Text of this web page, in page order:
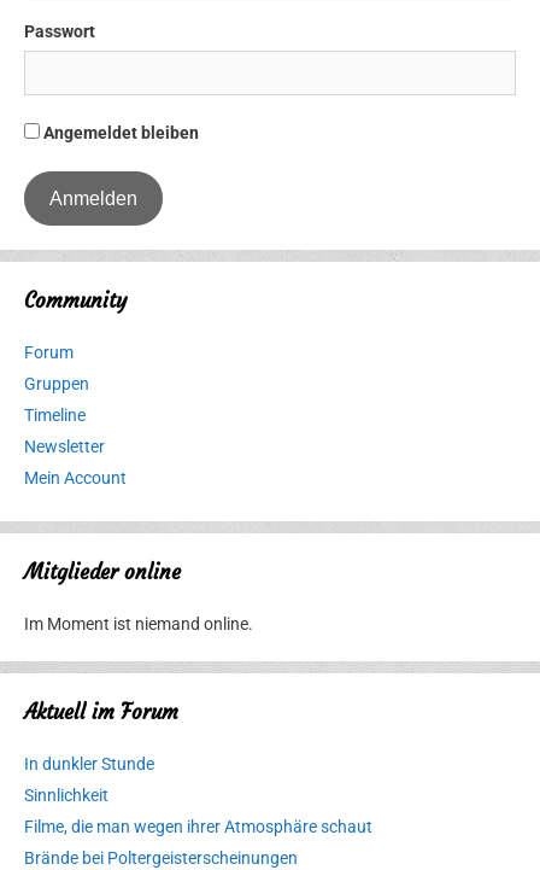
Passwort
Angemeldet bleiben
Community
Forum
Gruppen
Timeline
Newsletter
Mein Account
Mitglieder online
Im Moment ist niemand online.
Aktuell im Forum
In dunkler Stunde
Sinnlichkeit
Filme, die man wegen ihrer Atmosphäre schaut
Brände bei Poltergeisterscheinungen